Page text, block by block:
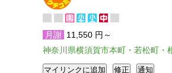
月謝 11,550 円～
神奈川県横須賀市本町・若松町・